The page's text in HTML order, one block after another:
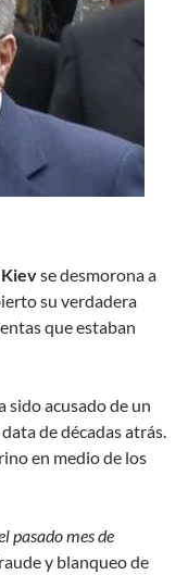
Kievse desmorona a
su verdadera
que estaban
sido acusado de un
de décadas atrás.
en medio de los
pasado mes de
y blanqueo de